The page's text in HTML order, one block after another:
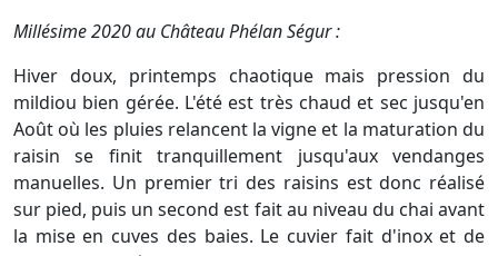
Millésime 2020 au Château Phélan Ségur :
Hiver doux, printemps chaotique mais pression du
mildiou bien gérée. L'été est très chaud et sec jusqu'en
Août où les pluies relancent la vigne et la maturation du
raisin se finit tranquillement jusqu'aux vendanges
manuelles. Un premier tri des raisins est donc réalisé
sur pied, puis un second est fait au niveau du chai avant
la mise en cuves des baies. Le cuvier fait d'inox et de